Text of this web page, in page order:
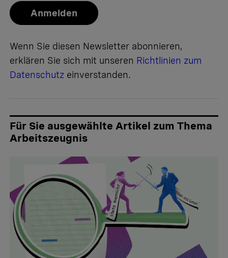
Anmelden
Wenn Sie diesen Newsletter abonnieren,
erklären Sie sich mit unseren Richtlinien zum
Datenschutz einverstanden.
Für Sie ausgewählte Artikel zum Thema
Arbeitszeugnis